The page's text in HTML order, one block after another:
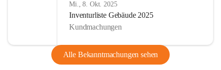
Mi., 8. Okt. 2025
Inventurliste Gebäude 2025
Kundmachungen
Alle Bekanntmachungen sehen